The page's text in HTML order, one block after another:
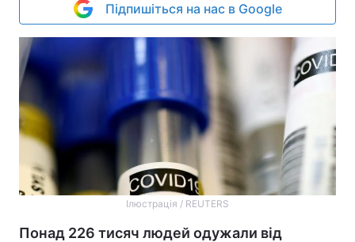
Підпишіться на нас в Google
Ілюстрація / REUTERS
Понад 226 тисяч людей одужали від